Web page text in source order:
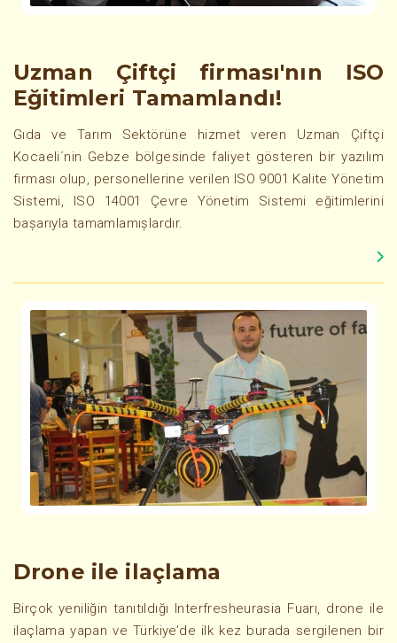
Uzman Çiftçi firması'nın ISO
Eğitimleri Tamamlandı!
Gıda ve Tarım Sektörüne hizmet veren Uzman Çiftçi
Kocaeli´nin Gebze bölgesinde faliyet gösteren bir yazılım
firması olup, personellerine verilen ISO 9001 Kalite Yönetim
Sistemi, ISO 14001 Çevre Yönetim Sistemi eğitimlerini
başarıyla tamamlamışlardır.
Drone ile ilaçlama
Birçok yeniliğin tanıtıldığı Interfresheurasia Fuarı, drone ile
ilaçlama yapan ve Türkiye’de ilk kez burada sergilenen bir